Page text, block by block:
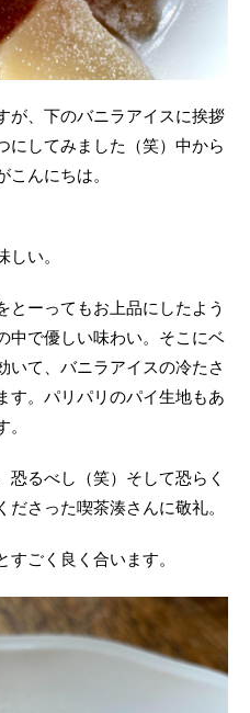
が、下のバニラアイスに挨拶
にしてみました（笑）中から
こんにちは。
しい。
とーってもお上品にしたよう
中で優しい味わい。そこにベ
いて、バニラアイスの冷たさ
す。パリパリのパイ生地もあ
。
恐るべし（笑）そして恐らく
さった喫茶湊さんに敬礼。
ごく良く合います。